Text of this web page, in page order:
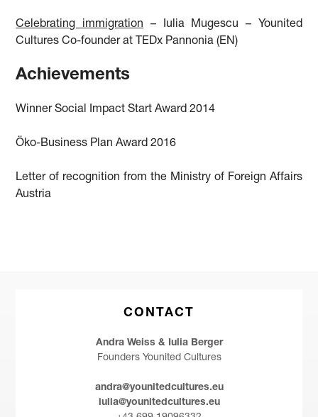
Celebrating immigration – Iulia Mugescu – Younited
Cultures Co-founder at TEDx Pannonia (EN)
Achievements
Winner Social Impact Start Award 2014
Öko-Business Plan Award 2016
Letter of recognition from the Ministry of Foreign Affairs
Austria
CONTACT
Andra Weiss & Iulia Berger
Founders Younited Cultures
andra@younitedcultures.eu
iulia@younitedcultures.eu